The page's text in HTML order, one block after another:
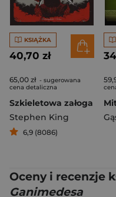
KSIĄŻKA
40,70 zł
65,00 zł - sugerowana
cena detaliczna
Szkieletowa załoga
Stephen King
6,9 (8086)
Oceny i recenzje
Ganimedesa